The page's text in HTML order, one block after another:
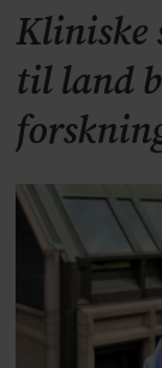
Kliniske
til land